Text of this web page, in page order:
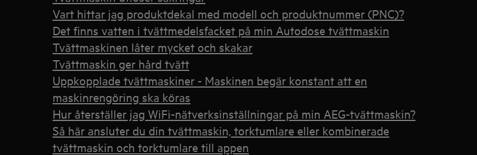
Vart hittar jag produktdekal med modell och produktnummer (PNC)?
Det finns vatten i tvättmedelsfacket på min Autodose tvättmaskin
Tvättmaskinen låter mycket och skakar
Tvättmaskin ger hård tvätt
Uppkopplade tvättmaskiner - Maskinen begär konstant att en
maskinrengöring ska köras
Hur återställer jag WiFi-nätverksinställningar på min AEG-tvättmaskin?
Så här ansluter du din tvättmaskin, torktumlare eller kombinerade
tvättmaskin och torktumlare till appen